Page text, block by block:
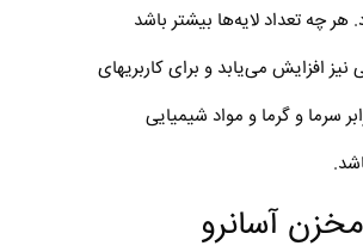
هر چه تعداد لایه‌ها بیشتر باشد
افزایش می‌یابد و برای کاربریهای
سرما و گرما و مواد شیمیایی
آسانرو